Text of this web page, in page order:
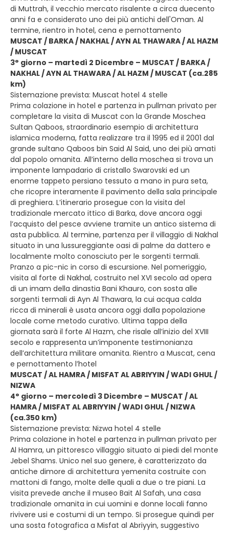
di Muttrah, il vecchio mercato risalente a circa duecento
anni fa e considerato uno dei più antichi dell'Oman. Al
termine, rientro in hotel, cena e pernottamento
MUSCAT / BARKA / NAKHAL / AYN AL THAWARA / AL HAZM
/ MUSCAT
3° giorno – martedì 2 Dicembre – MUSCAT / BARKA /
NAKHAL / AYN AL THAWARA / AL HAZM / MUSCAT (ca.285
km)
Sistemazione prevista: Muscat hotel 4 stelle
Prima colazione in hotel e partenza in pullman privato per
completare la visita di Muscat con la Grande Moschea
Sultan Qaboos, straordinario esempio di architettura
islamica moderna, fatta realizzare tra il 1995 ed il 2001 dal
grande sultano Qaboos bin Said Al Said, uno dei più amati
dal popolo omanita. All’interno della moschea si trova un
imponente lampadario di cristallo Swarovski ed un
enorme tappeto persiano tessuto a mano in pura seta,
che ricopre interamente il pavimento della sala principale
di preghiera. L’itinerario prosegue con la visita del
tradizionale mercato ittico di Barka, dove ancora oggi
l’acquisto del pesce avviene tramite un antico sistema di
asta pubblica. Al termine, partenza per il villaggio di Nakhal
situato in una lussureggiante oasi di palme da dattero e
localmente molto conosciuto per le sorgenti termali.
Pranzo a pic-nic in corso di escursione. Nel pomeriggio,
visita al forte di Nakhal, costruito nel XVI secolo ad opera
di un imam della dinastia Bani Khauro, con sosta alle
sorgenti termali di Ayn Al Thawara, la cui acqua calda
ricca di minerali è usata ancora oggi dalla popolazione
locale come metodo curativo. Ultima tappa della
giornata sarà il forte Al Hazm, che risale all’inizio del XVIII
secolo e rappresenta un’imponente testimonianza
dell’architettura militare omanita. Rientro a Muscat, cena
e pernottamento l’hotel
MUSCAT / AL HAMRA / MISFAT AL ABRIYYIN / WADI GHUL /
NIZWA
4° giorno – mercoledì 3 Dicembre – MUSCAT / AL
HAMRA / MISFAT AL ABRIYYIN / WADI GHUL / NIZWA
(ca.350 km)
Sistemazione prevista: Nizwa hotel 4 stelle
Prima colazione in hotel e partenza in pullman privato per
Al Hamra, un pittoresco villaggio situato ai piedi del monte
Jebel Shams. Unico nel suo genere, è caratterizzato da
antiche dimore di architettura yemenita costruite con
mattoni di fango, molte delle quali a due o tre piani. La
visita prevede anche il museo Bait Al Safah, una casa
tradizionale omanita in cui uomini e donne locali fanno
rivivere usi e costumi di un tempo. Si prosegue quindi per
una sosta fotografica a Misfat al Abriyyin, suggestivo